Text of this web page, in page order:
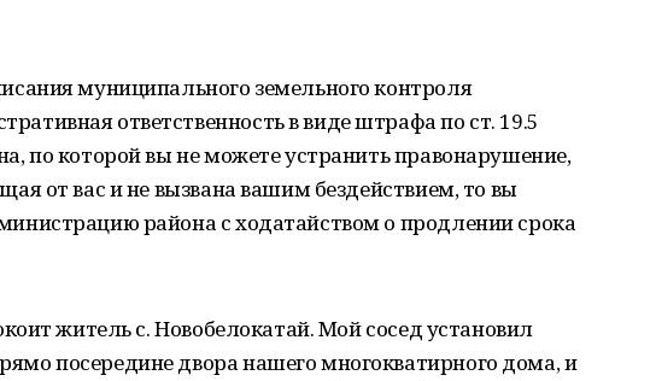
муниципального земельного контроля
ответственность в виде штрафа по ст. 19.5
по которой вы не можете устранить правонарушение,
от вас и не вызвана вашим бездействием, то вы
района с ходатайством о продлении срока
житель с. Новобелокатай. Мой сосед установил
посередине двора нашего многокватирного дома, и